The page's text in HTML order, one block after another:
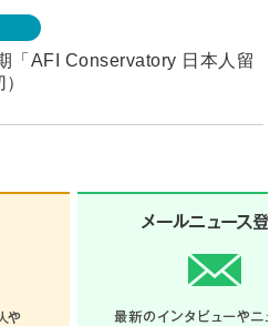
「AFI Conservatory 日本人留